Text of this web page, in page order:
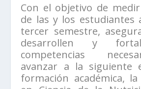
Con el objetivo de
de las y los estudiantes
tercer semestre,
desarrollen y
competencias
avanzar a la siguiente
formación académica,